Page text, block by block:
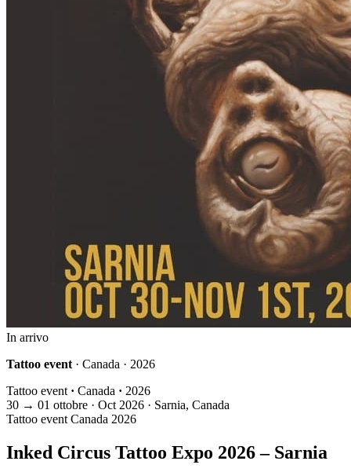
In arrivo
Tattoo event · Canada · 2026
Tattoo event · Canada · 2026
30 → 01 ottobre · Oct 2026 · Sarnia, Canada
Tattoo event Canada 2026
Inked Circus Tattoo Expo 2026 – Sarnia